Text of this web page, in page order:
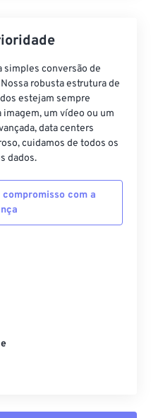
simples conversão de
robusta estrutura de
estejam sempre
um vídeo ou um
data centers
cuidamos de todos os
dados.
com a